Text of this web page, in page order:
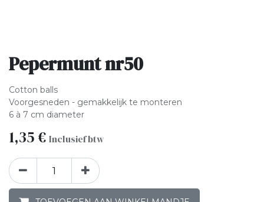
Pepermunt nr50
Cotton balls
Voorgesneden - gemakkelijk te monteren
6 à 7 cm diameter
1,35€ Inclusief btw